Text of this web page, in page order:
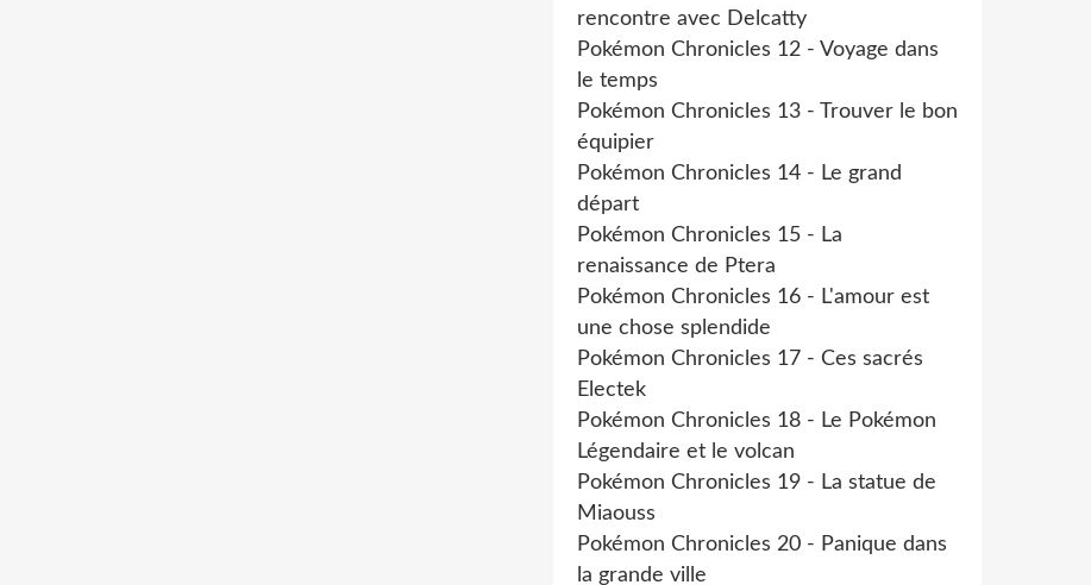
rencontre avec Delcatty
Pokémon Chronicles 12 - Voyage dans
le temps
Pokémon Chronicles 13 - Trouver le bon
équipier
Pokémon Chronicles 14 - Le grand
départ
Pokémon Chronicles 15 - La
renaissance de Ptera
Pokémon Chronicles 16 - L'amour est
une chose splendide
Pokémon Chronicles 17 - Ces sacrés
Electek
Pokémon Chronicles 18 - Le Pokémon
Légendaire et le volcan
Pokémon Chronicles 19 - La statue de
Miaouss
Pokémon Chronicles 20 - Panique dans
la grande ville